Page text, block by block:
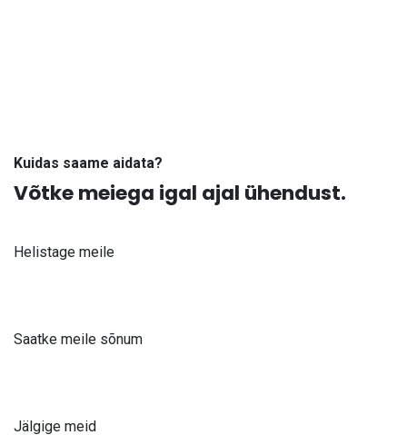
Kuidas saame aidata?
Võtke meiega igal ajal ühendust.
Helistage meile
Saatke meile sõnum
Jälgige meid